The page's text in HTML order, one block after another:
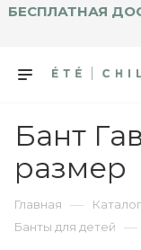
БЕСПЛАТНАЯ
Бант
размер
Главная — Каталог
Банты для детей —